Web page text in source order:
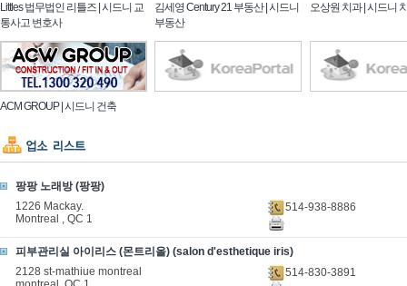
Littles 법무법인 리틀즈 | 시드니 교
통사고 변호사
김세영 Century 21 부동산 | 시드니
부동산
오상원 치과 | 시드니
ACM GROUP | 시드니 건축
팡팡 노래방 (팡팡)
1226 Mackay.
Montreal , QC 1
514-938-8886
피부관리실 아이리스 (몬트리올) (salon d'esthetique iris)
2128 st-mathiue montreal
514-830-3891